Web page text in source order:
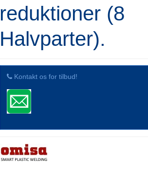
reduktioner (8
Halvparter).
Kontakt os for tilbud!